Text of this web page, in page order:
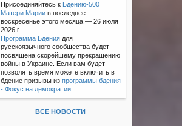
Присоединяйтесь к Бдению-500
Матери Марии в последнее
воскресенье этого месяца — 26 июля
2026 г.
Программа Бдения для
русскоязычного сообщества будет
посвящена скорейшему прекращению
войны в Украине. Если вам будет
позволять время можете включить в
бдение призывы изпрограммы бдения
- Фокус на демократии
ВСЕ НОВОСТИ